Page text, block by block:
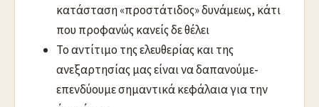
κατάσταση «προστάτιδος» δυνάμεως, κάτι
που προφανώς κανείς δε θέλει
Το αντίτιμο της ελευθερίας και της
ανεξαρτησίας μας είναι να δαπανούμε-
επενδύουμε σημαντικά κεφάλαια για την